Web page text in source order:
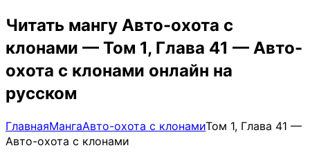
Читать мангу Авто-охота с
клонами — Том 1, Глава 41 — Авто-
охота с клонами онлайн на
русском
ГлавнаяМангаАвто-охота с клонамиТом 1, Глава 41 —
Авто-охота с клонами